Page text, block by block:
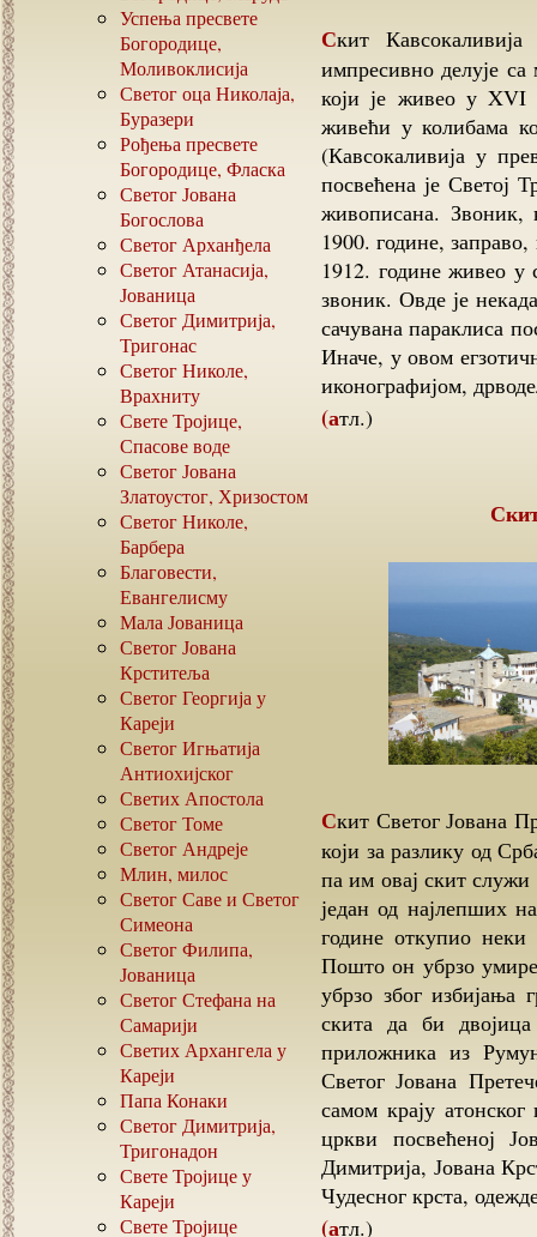
Успења пресвете
Богородице,
Моливоклисија
Светог оца Николаја,
Буразери
Рођења пресвете
Богородице, Фласка
Светог Јована
Богослова
Светог Арханђела
Светог Атанасија,
Јованица
Светог Димитрија,
Тригонас
Светог Николе,
Врахниту
Свете Тројице,
Спасове воде
Светог Јована
Златоустог, Хризостом
Светог Николе,
Барбера
Благовести,
Евангелисму
Мала Јованица
Светог Јована
Крститеља
Светог Георгија у
Кареји
Светог Игњатија
Антиохијског
Светих Апостола
Светог Томе
Светог Андреје
Млин, милос
Светог Саве и Светог
Симеона
Светог Филипа,
Јованица
Светог Стефана на
Самарији
Светих Архангела у
Кареји
Папа Конаки
Светог Димитрија,
Тригонадон
Свете Тројице у
Кареји
Свете Тројице
Скит Кавсокаливија се налази на југоисточној страни Атоса. Веома
импресивно делује
који је живео у XVI
живећи у колибама
(Кавсокаливија у
посвећена је Светој
живописана. Звоник,
1900. године,
1912. године живео у
звоник. Овде је
сачувана параклиса
Иначе, у овом
иконографијом,
(атл.)
Скит Светог Јована Претече припада Великој Лаври. Насељен је Румунима,
који за разлику од
па им овај скит
један од најлепших
године откупио
Пошто он убрзо
убрзо због избијања
скита да би
приложника из
Светог Јована
самом крају
цркви посвећеној
Димитрија, Јована
Чудесног крста,
(атл.)